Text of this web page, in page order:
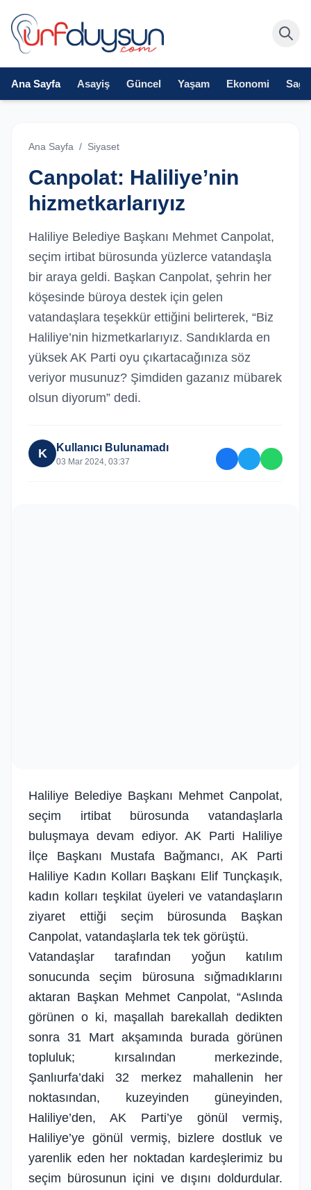
Ana Sayfa Asayiş Güncel Yaşam Ekonomi
Ana Sayfa / Siyaset
Canpolat: Haliliye’nin
hizmetkarlarıyız
Haliliye Belediye Başkanı Mehmet Canpolat,
seçim irtibat bürosunda yüzlerce vatandaşla
bir araya geldi. Başkan Canpolat, şehrin her
köşesinde büroya destek için gelen
vatandaşlara teşekkür ettiğini belirterek, “Biz
Haliliye’nin hizmetkarlarıyız. Sandıklarda en
yüksek AK Parti oyu çıkartacağınıza söz
veriyor musunuz? Şimdiden gazanız mübarek
olsun diyorum” dedi.
K Kullanıcı Bulunamadı
03 Mar 2024, 03:37
Haliliye Belediye Başkanı Mehmet Canpolat,
seçim irtibat bürosunda vatandaşlarla
buluşmaya devam ediyor. AK Parti Haliliye
İlçe Başkanı Mustafa Bağmancı, AK Parti
Haliliye Kadın Kolları Başkanı Elif Tunçkaşık,
kadın kolları teşkilat üyeleri ve vatandaşların
ziyaret ettiği seçim bürosunda Başkan
Canpolat, vatandaşlarla tek tek görüştü.
Vatandaşlar tarafından yoğun katılım
sonucunda seçim bürosuna sığmadıklarını
aktaran Başkan Mehmet Canpolat, “Aslında
görünen o ki, maşallah barekallah dedikten
sonra 31 Mart akşamında burada görünen
topluluk; kırsalından merkezinde,
Şanlıurfa’daki 32 merkez mahallenin her
noktasından, kuzeyinden güneyinden,
Haliliye’den, AK Parti’ye gönül vermiş,
Haliliye’ye gönül vermiş, bizlere dostluk ve
yarenlik eden her noktadan kardeşlerimiz bu
seçim bürosunun içini ve dışını doldurdular.